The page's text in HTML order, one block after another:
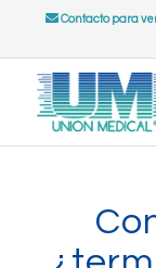
Contacto para